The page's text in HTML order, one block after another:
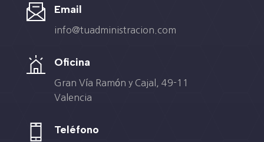
Email
info@tuadministracion.com
Oficina
Gran Vía Ramón y Cajal, 49-11
Valencia
Teléfono